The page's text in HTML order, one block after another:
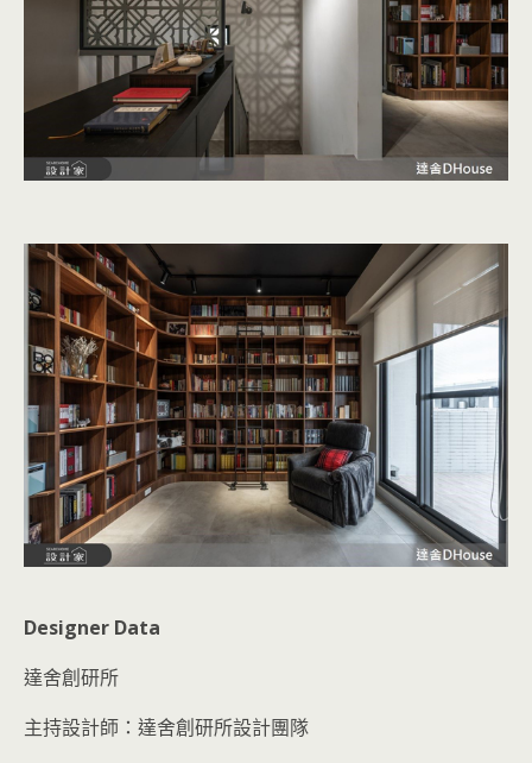
Designer Data
達舍創研所
主持設計師：達舍創研所設計團隊